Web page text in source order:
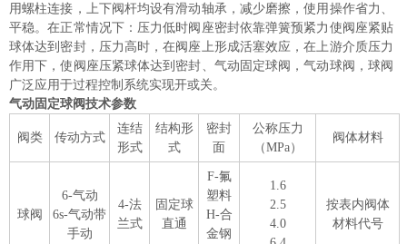
用螺柱连接，上下阀杆均设有滑动轴承，减少磨擦，使用操作省力、
平稳。在正常情况下：压力低时阀座密封依靠弹簧预紧力使阀座紧贴
球体达到密封，压力高时，在阀座上形成活塞效应，在上游介质压力
作用下，使阀座压紧球体达到密封、气动固定球阀，气动球阀，球阀
广泛应用于过程控制系统实现开或关。
气动固定球阀技术参数
阀类 传动方式
连结
形式
结构形
式
密封
面
公称压力
（MPa）
阀体材料
球阀
6-气动
6s-气动带
手动
4-法
兰式
固定球
直通
F-氟
塑料
H-合
金钢
1.6
2.5
4.0
按表内阀体
材料代号